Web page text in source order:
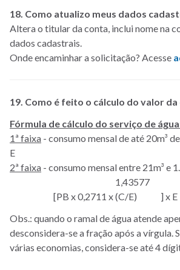
18. Como atualizo meus dados
Altera o titular da conta, inclui nome na
dados cadastrais.
Onde encaminhar a solicitação? Acesse
19. Como é feito o cálculo do valor da
Fórmula de cálculo do serviço de
1ª faixa - consumo mensal de até 20m³
2ª faixa - consumo mensal entre 21m³ e
1,43577
[PB x 0,2711 x (C/E) ] x E
Obs.: quando o ramal de água atende
desconsidera-se a fração após a vírgula.
várias economias, considera-se até 4